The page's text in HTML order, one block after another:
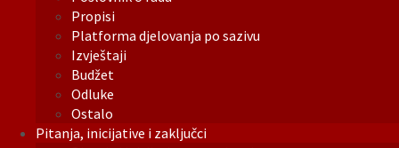
Propisi
Platforma djelovanja po sazivu
Izvještaji
Budžet
Odluke
Ostalo
Pitanja, inicijative i zaključci